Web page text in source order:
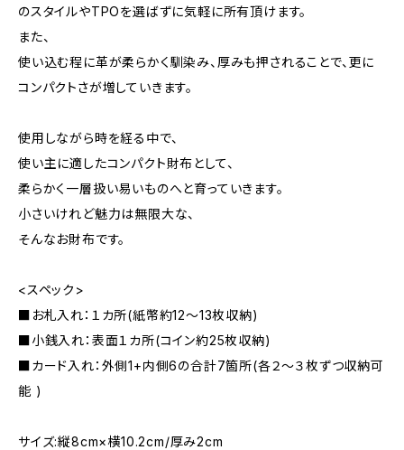
のスタイルやTPOを選ばずに気軽に所有頂けます。
また、
使い込む程に革が柔らかく馴染み、厚みも押されることで、更に
コンパクトさが増していきます。
使用しながら時を経る中で、
使い主に適したコンパクト財布として、
柔らかく一層扱い易いものへと育っていきます。
小さいけれど魅力は無限大な、
そんなお財布です。
<スペック>
■お札入れ：１カ所(紙幣約12〜13枚収納)
■小銭入れ：表面１カ所(コイン約25枚収納)
■カード入れ：外側1+内側6の合計7箇所(各２～３枚ずつ収納可
能 )
サイズ:縦8cm×横10.2cm/厚み2cm